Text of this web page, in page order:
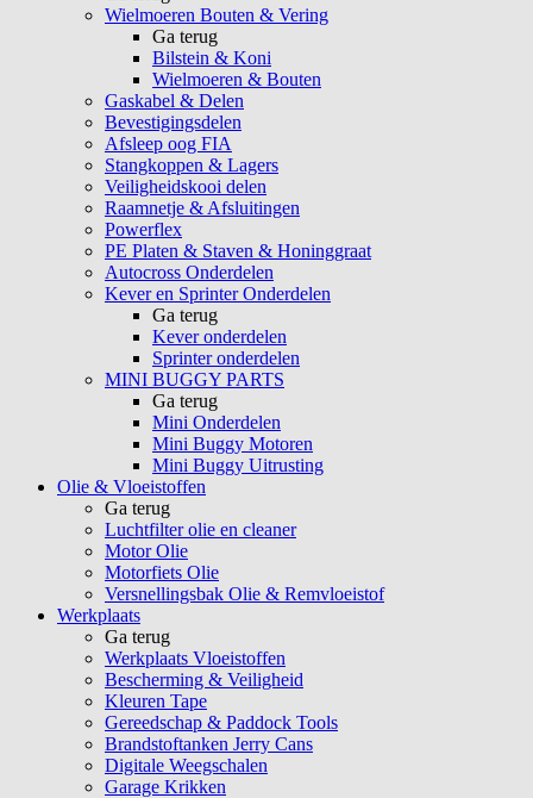
Wielmoeren Bouten & Vering
Ga terug
Bilstein & Koni
Wielmoeren & Bouten
Gaskabel & Delen
Bevestigingsdelen
Afsleep oog FIA
Stangkoppen & Lagers
Veiligheidskooi delen
Raamnetje & Afsluitingen
Powerflex
PE Platen & Staven & Honinggraat
Autocross Onderdelen
Kever en Sprinter Onderdelen
Ga terug
Kever onderdelen
Sprinter onderdelen
MINI BUGGY PARTS
Ga terug
Mini Onderdelen
Mini Buggy Motoren
Mini Buggy Uitrusting
Olie & Vloeistoffen
Ga terug
Luchtfilter olie en cleaner
Motor Olie
Motorfiets Olie
Versnellingsbak Olie & Remvloeistof
Werkplaats
Ga terug
Werkplaats Vloeistoffen
Bescherming & Veiligheid
Kleuren Tape
Gereedschap & Paddock Tools
Brandstoftanken Jerry Cans
Digitale Weegschalen
Garage Krikken